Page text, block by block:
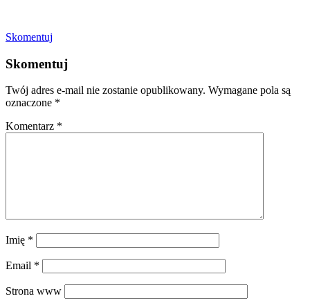
Skomentuj
Skomentuj
Twój adres e-mail nie zostanie opublikowany. Wymagane pola są
oznaczone *
Komentarz *
Imię *
Email *
Strona www